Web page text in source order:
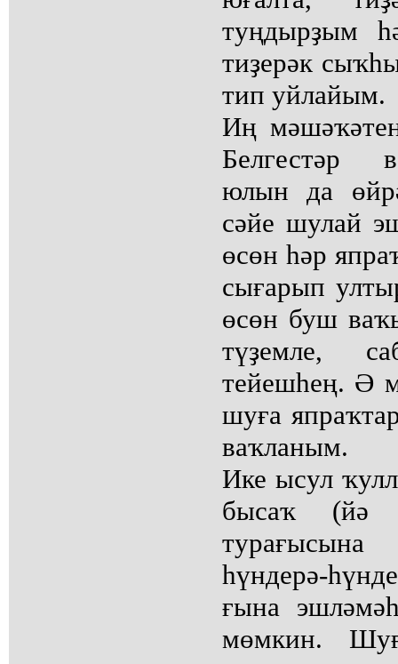
туңдырҙым
тиҙерәк
тип уйлайым.
Иң
Белгестәр
юлын да
сәйе шулай
өсөн һәр
сығарып
өсөн буш
түҙемле,
тейешһең. Ә
шуға
ваҡланым.
Ике ысул
бысаҡ (йә
һүндерә-
ғына
мөмкин.